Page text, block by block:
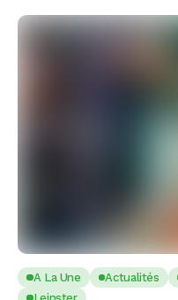
A La Une Actualités